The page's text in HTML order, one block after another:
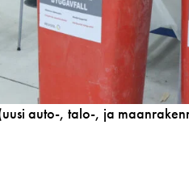
auto-, talo-, ja